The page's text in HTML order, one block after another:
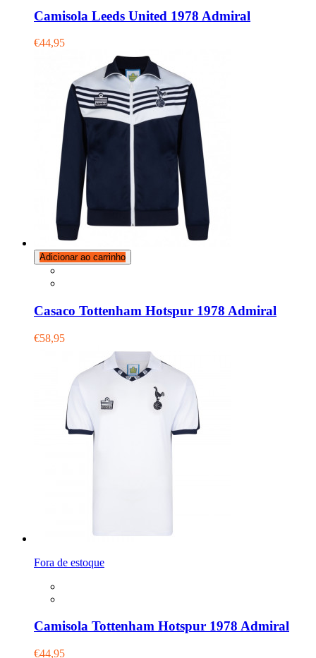
Camisola Leeds United 1978 Admiral
€44,95
Adicionar ao carrinho
Casaco Tottenham Hotspur 1978 Admiral
€58,95
Fora de estoque
Camisola Tottenham Hotspur 1978 Admiral
€44,95